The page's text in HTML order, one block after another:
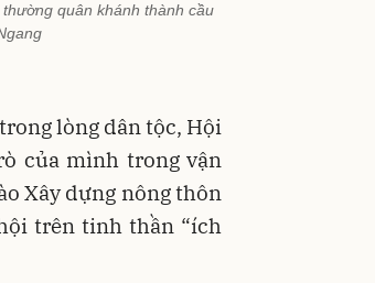
quân khánh thành cầu
lòng dân tộc, Hội
của mình trong vận
Xây dựng nông thôn
trên tinh thần “ích